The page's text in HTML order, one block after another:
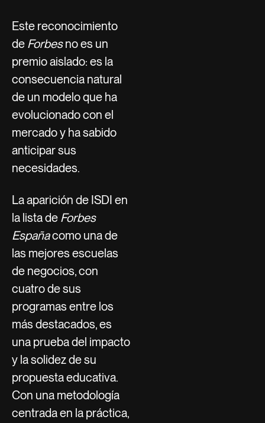
Este reconocimiento
de Forbesno es un
premio aislado: es la
consecuencia natural
de un modelo que ha
evolucionado con el
mercado y ha sabido
anticipar sus
necesidades.
La aparición de ISDI en
la lista de Forbes
Españacomo una de
las mejores escuelas
de negocios, con
cuatro de sus
programas entre los
más destacados, es
una prueba del impacto
y la solidez de su
propuesta educativa.
Con una metodología
centrada en la práctica,